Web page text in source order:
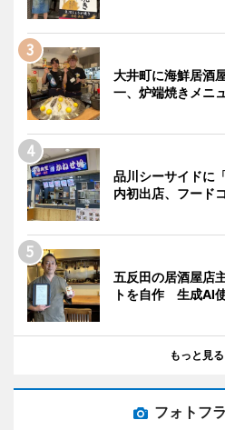
大井町に海鮮居
一、炉端焼きメニ
品川シーサイドに
内初出店、フード
五反田の居酒屋店
トを自作 生成AI
もっと見る
フォトフ